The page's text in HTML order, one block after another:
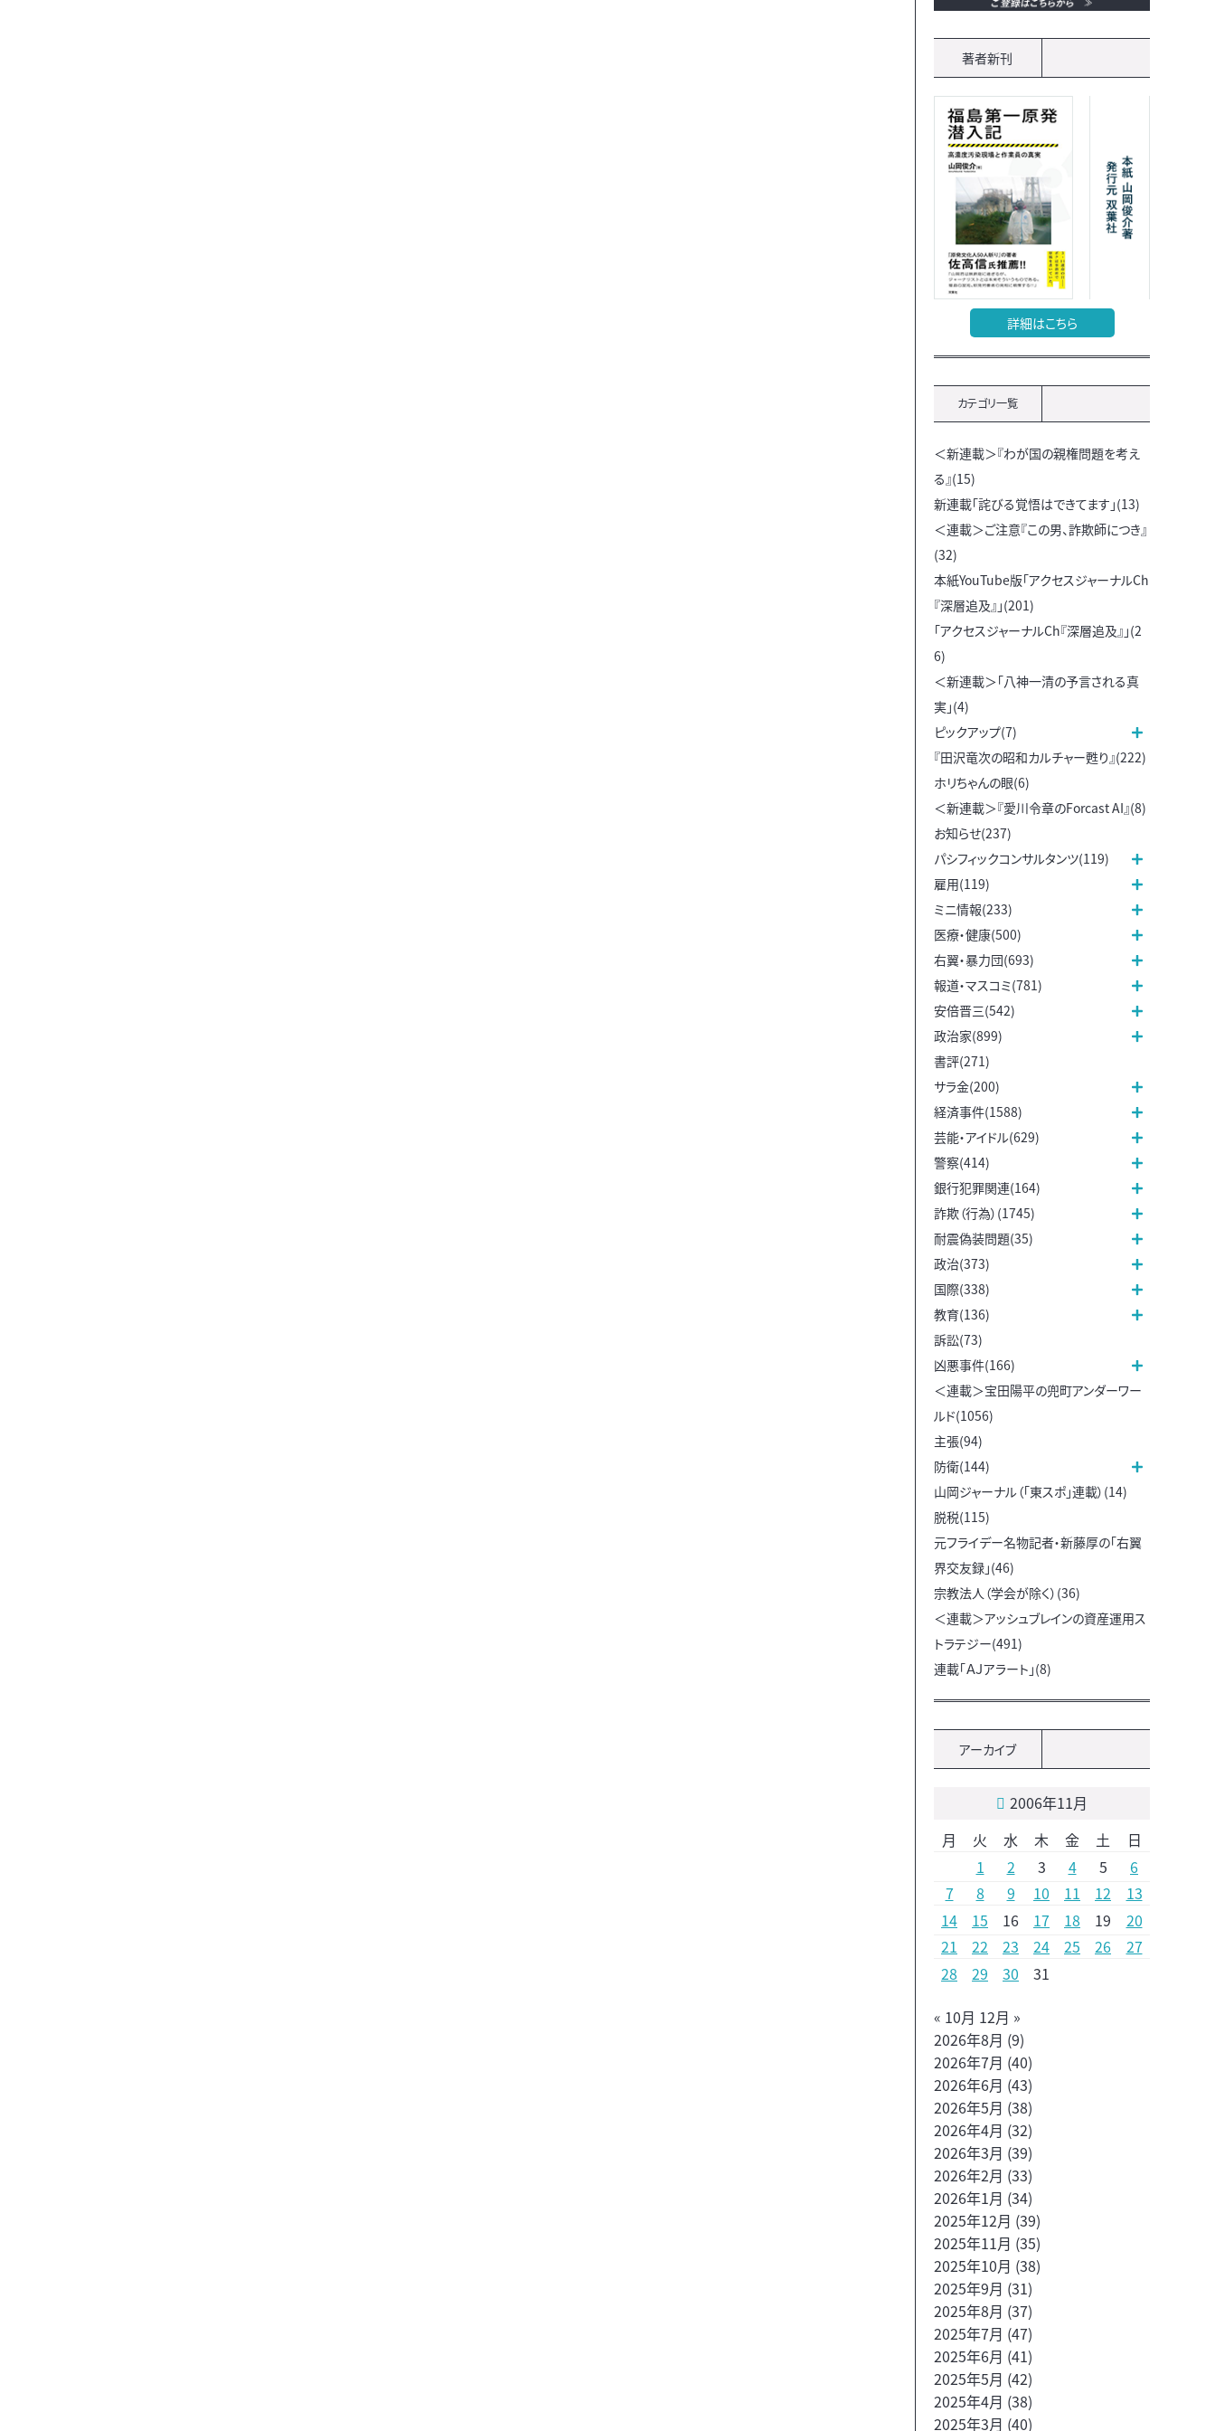
著者新刊
詳細はこちら
カテゴリ一覧
＜新連載＞『わが国の親権問題を考え
る』(15)
新連載「詫びる覚悟はできてます」(13)
＜連載＞ご注意『この男、詐欺師につき』
(32)
本紙YouTube版「アクセスジャーナルCh
『深層追及』」(201)
「アクセスジャーナルCh『深層追及』」(2
6)
＜新連載＞「八神一清の予言される真
実」(4)
ピックアップ(7)
『田沢竜次の昭和カルチャー甦り』(222)
ホリちゃんの眼(6)
＜新連載＞『愛川令章のForcast AI』(8)
お知らせ(237)
パシフィックコンサルタンツ(119)
雇用(119)
ミニ情報(233)
医療・健康(500)
右翼・暴力団(693)
報道・マスコミ(781)
安倍晋三(542)
政治家(899)
書評(271)
サラ金(200)
経済事件(1588)
芸能・アイドル(629)
警察(414)
銀行犯罪関連(164)
詐欺（行為）(1745)
耐震偽装問題(35)
政治(373)
国際(338)
教育(136)
訴訟(73)
凶悪事件(166)
＜連載＞宝田陽平の兜町アンダーワー
ルド(1056)
主張(94)
防衛(144)
山岡ジャーナル（「東スポ」連載）(14)
脱税(115)
元フライデー名物記者・新藤厚の「右翼
界交友録」(46)
宗教法人（学会が除く）(36)
＜連載＞アッシュブレインの資産運用ス
トラテジー(491)
連載「ＡＪアラート」(8)
アーカイブ
2006年11月
月
火 水 木 金 土
日
1
2 3 4 5
6
7
8 9 10 11 12
13
14
15 16 17 18 19
20
21
22 23 24 25 26
27
28
29 30
31
« 10月 12月 »
2026年8月 (9)
2026年7月 (40)
2026年6月 (43)
2026年5月 (38)
2026年4月 (32)
2026年3月 (39)
2026年2月 (33)
2026年1月 (34)
2025年12月 (39)
2025年11月 (35)
2025年10月 (38)
2025年9月 (31)
2025年8月 (37)
2025年7月 (47)
2025年6月 (41)
2025年5月 (42)
2025年4月 (38)
2025年3月 (40)